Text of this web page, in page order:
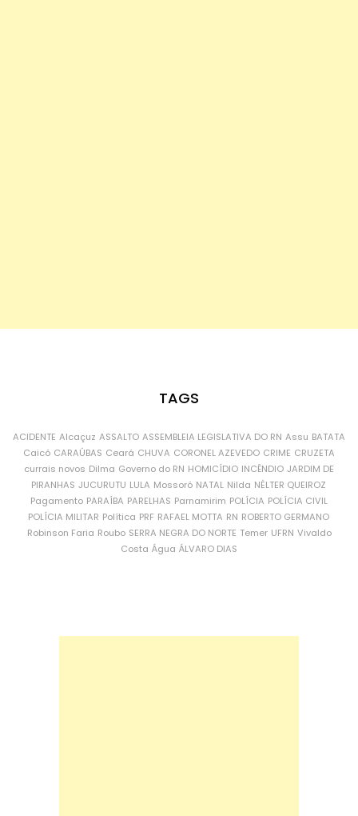
TAGS
ACIDENTE Alcaçuz ASSALTO ASSEMBLEIA LEGISLATIVA DO RN Assu BATATA
Caicó CARAÚBAS Ceará CHUVA CORONEL AZEVEDO CRIME CRUZETA
currais novos Dilma Governo do RN HOMICÍDIO INCÊNDIO JARDIM DE
PIRANHAS JUCURUTU LULA Mossoró NATAL Nilda NÉLTER QUEIROZ
Pagamento PARAÍBA PARELHAS Parnamirim POLÍCIA POLÍCIA CIVIL
POLÍCIA MILITAR Política PRF RAFAEL MOTTA RN ROBERTO GERMANO
Robinson Faria Roubo SERRA NEGRA DO NORTE Temer UFRN Vivaldo
Costa Água ÁLVARO DIAS